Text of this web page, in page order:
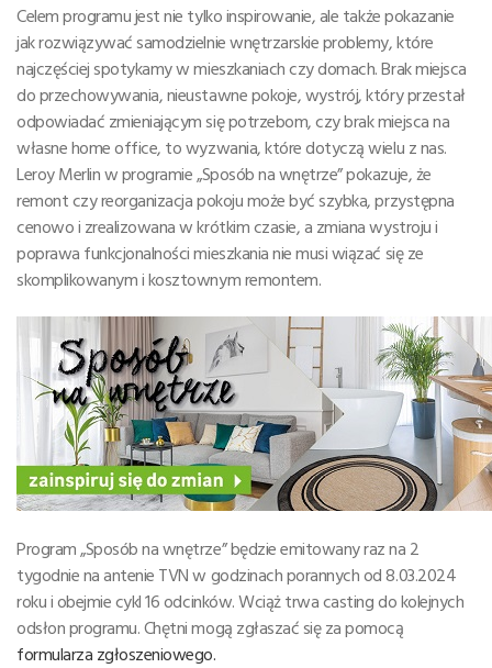
Celem programu jest nie tylko inspirowanie, ale także pokazanie
jak rozwiązywać samodzielnie wnętrzarskie problemy, które
najczęściej spotykamy w mieszkaniach czy domach. Brak miejsca
do przechowywania, nieustawne pokoje, wystrój, który przestał
odpowiadać zmieniającym się potrzebom, czy brak miejsca na
własne home office, to wyzwania, które dotyczą wielu z nas.
Leroy Merlin w programie „Sposób na wnętrze” pokazuje, że
remont czy reorganizacja pokoju może być szybka, przystępna
cenowo i zrealizowana w krótkim czasie, a zmiana wystroju i
poprawa funkcjonalności mieszkania nie musi wiązać się ze
skomplikowanym i kosztownym remontem.
Program „Sposób na wnętrze” będzie emitowany raz na 2
tygodnie na antenie TVN w godzinach porannych od 8.03.2024
roku i obejmie cykl 16 odcinków. Wciąż trwa casting do kolejnych
odsłon programu. Chętni mogą zgłaszać się za pomocą
formularza zgłoszeniowego.